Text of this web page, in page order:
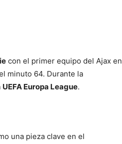
con el primer equipo del Ajax en
minuto 64. Durante la
UEFA Europa League.
una pieza clave en el